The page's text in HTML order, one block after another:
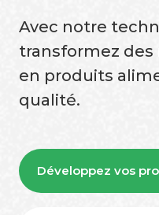
Avec notre
transformez des
en produits
qualité.
Développez vos